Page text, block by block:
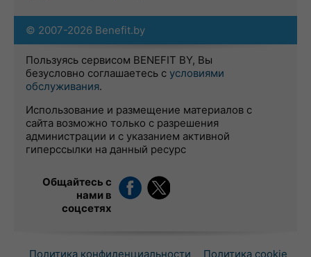
© 2007-2026 Benefit.by
Пользуясь сервисом BENEFIT BY, Вы
безусловно соглашаетесь с условиями
обслуживания.
Использование и размещение материалов с
сайта возможно только с разрешения
администрации и с указанием активной
гиперссылки на данный ресурс
Общайтесь с
нами в
соцсетях
Политика конфиденциальности Политика cookie